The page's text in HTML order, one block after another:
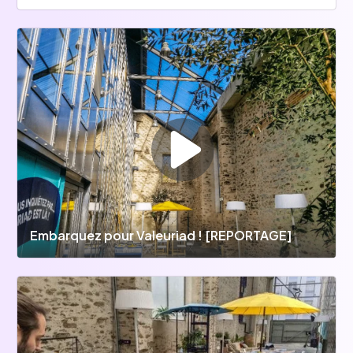
💻 POURQUOI NOUS REJOINDRE ? :
- Expertise en Développement Full Stack,
DevOps, Architecture et DataScience
- Formation interne mensuelle et entraide (21
000 messages slack en 30 jours)
- Apéro'Tech (Meet-Up interne) mensuel
- Participation active au choix de votre mission
- Multiples clients 100% sur Nantes
🎉 NOS PLUS  :
- Une entreprise collaborative : gouvernance
collective, intrapreneuriat, projets partagés,
deux voix valent mieux qu'une...
- Des événements toutes les semaines : poker,
raclette/lasagnes, afterwork, oenologie,
karting...
- 4 événements fédérateurs par an : l'épiphanie,
le séminaire annuel, l'anniversaire de Valeuriad et
Embarquez pour Valeuriad ! [REPORTAGE]